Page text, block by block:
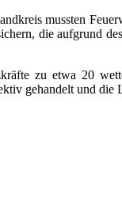
mussten
die aufgrund
zu etwa 20
gehandelt und die